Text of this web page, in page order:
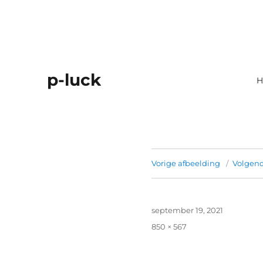
p-luck
Vorige afbeelding
Geplaatst
op
september 19, 2021
Volledige
850 × 567